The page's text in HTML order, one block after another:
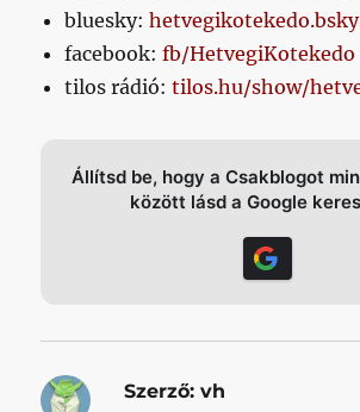
bluesky:
facebook:fb/HetvegiKotekedo
tilos rádió:tilos.hu/show/
Állítsd be, hogy a Csakblogot
között lásd a Google
Szerző: vh